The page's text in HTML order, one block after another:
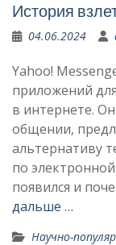
История
04.06.2024
Yahoo!
приложений
в интернете.
общении,
альтернативу
по
появился и
дальше …
Научно-